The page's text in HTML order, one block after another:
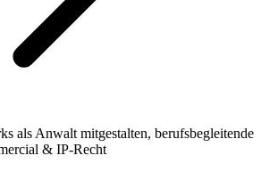
als Anwalt mitgestalten, berufsbegleitende
& IP-Recht